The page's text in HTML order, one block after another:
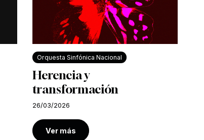
Orquesta Sinfónica Nacional
Herencia y
transformación
26/03/2026
Ver más